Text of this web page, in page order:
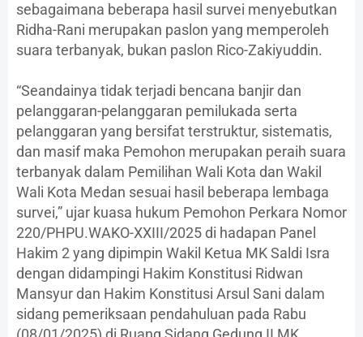
sebagaimana beberapa hasil survei menyebutkan
Ridha-Rani merupakan paslon yang memperoleh
suara terbanyak, bukan paslon Rico-Zakiyuddin.
“Seandainya tidak terjadi bencana banjir dan
pelanggaran-pelanggaran pemilukada serta
pelanggaran yang bersifat terstruktur, sistematis,
dan masif maka Pemohon merupakan peraih suara
terbanyak dalam Pemilihan Wali Kota dan Wakil
Wali Kota Medan sesuai hasil beberapa lembaga
survei,” ujar kuasa hukum Pemohon Perkara Nomor
220/PHPU.WAKO-XXIII/2025 di hadapan Panel
Hakim 2 yang dipimpin Wakil Ketua MK Saldi Isra
dengan didampingi Hakim Konstitusi Ridwan
Mansyur dan Hakim Konstitusi Arsul Sani dalam
sidang pemeriksaan pendahuluan pada Rabu